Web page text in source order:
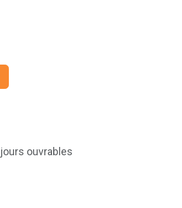
ouvrables